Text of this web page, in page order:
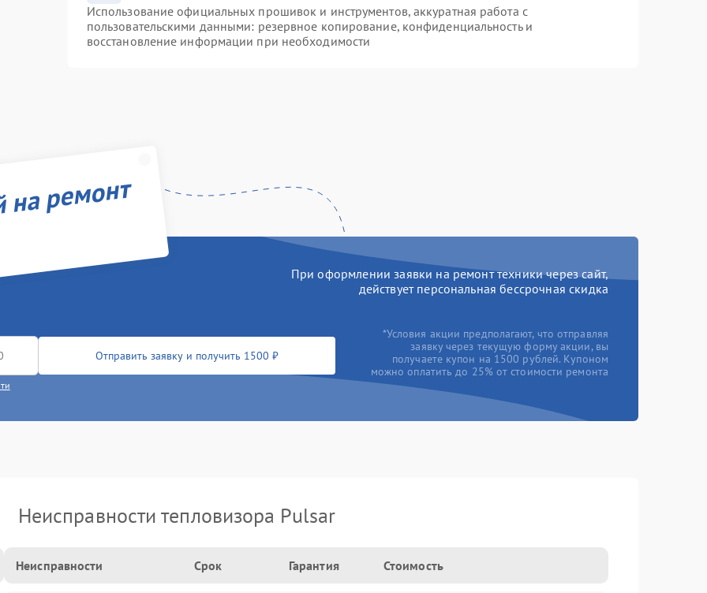
Использование официальных прошивок и инструментов, аккуратная работа с
пользовательскими данными: резервное копирование, конфиденциальность и
восстановление информации при необходимости
ремонт
При оформлении заявки на ремонт техники через сайт,
действует персональная бессрочная скидка
Отправить заявку и получить 1500 ₽
*Условия акции предполагают, что отправляя
заявку через текущую форму акции, вы
получаете купон на 1500 рублей. Купоном
можно оплатить до 25% от стоимости ремонта
Неисправности тепловизора Pulsar
Неисправности Срок Гарантия Стоимость